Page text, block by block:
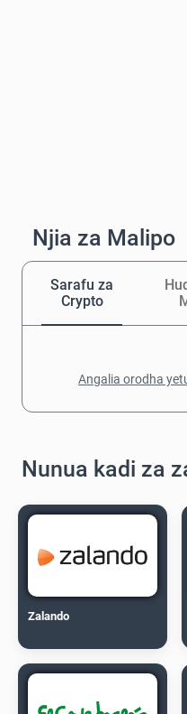
Njia za Malipo
Sarafu za
Crypto
Angalia orodha
Nunua kadi za
Zalando